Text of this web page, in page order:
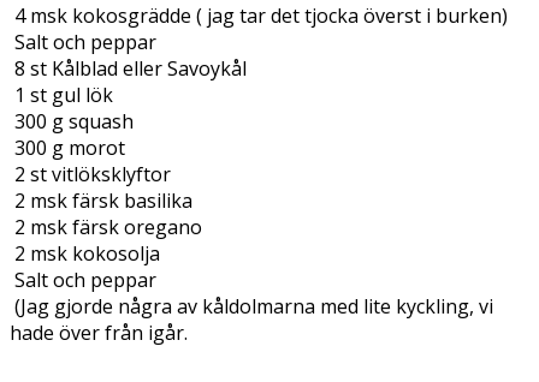
4 msk kokosgrädde ( jag tar det tjocka överst i burken)
Salt och peppar
8 st Kålblad eller Savoykål
1 st gul lök
300 gsquash
300 g morot
2 stvitlöksklyftor
2 mskfärsk basilika
2 mskfärsk oregano
2 msk kokosolja
Salt och peppar
(Jag gjorde några av kåldolmarna med lite kyckling, vi
hade över från igår.